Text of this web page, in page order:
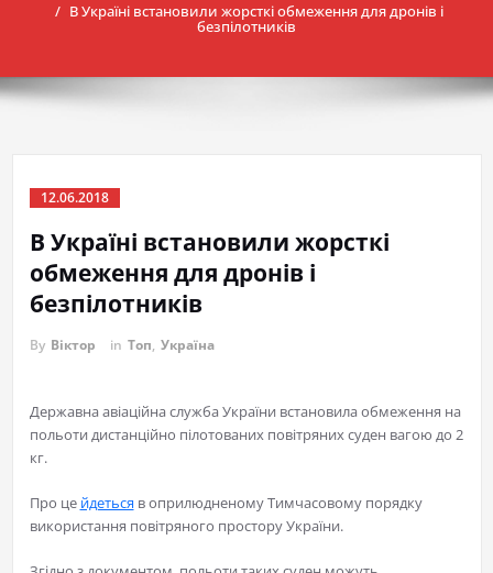
В Україні встановили жорсткі обмеження для дронів і
безпілотників
12.06.2018
В Україні встановили жорсткі
обмеження для дронів і
безпілотників
By Віктор in Топ, Україна
Державна авіаційна служба України встановила обмеження на
польоти дистанційно пілотованих повітряних суден вагою до 2
кг.
Про це йдеться в оприлюдненому Тимчасовому порядку
використання повітряного простору України.